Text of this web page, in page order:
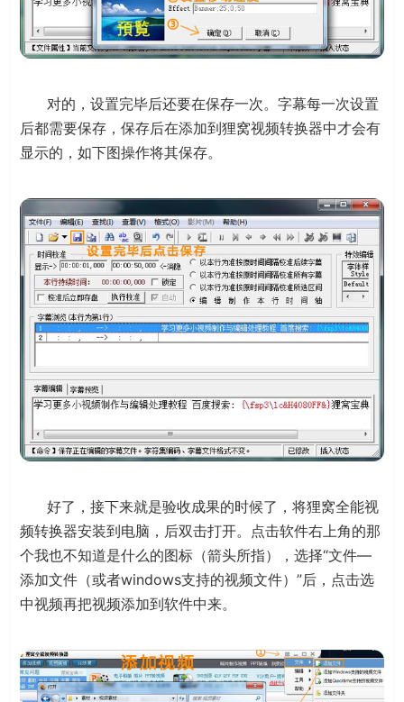
对的，设置完毕后还要在保存一次。字幕每一次设置
后都需要保存，保存后在添加到狸窝视频转换器中才会有
显示的，如下图操作将其保存。
好了，接下来就是验收成果的时候了，将狸窝全能视
频转换器安装到电脑，后双击打开。点击软件右上角的那
个我也不知道是什么的图标（箭头所指），选择“文件—
添加文件（或者windows支持的视频文件）”后，点击选
中视频再把视频添加到软件中来。